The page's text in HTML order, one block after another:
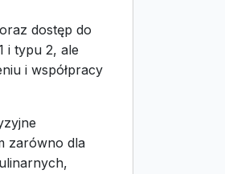
dostęp do
i typu 2, ale
i współpracy
zarówno dla